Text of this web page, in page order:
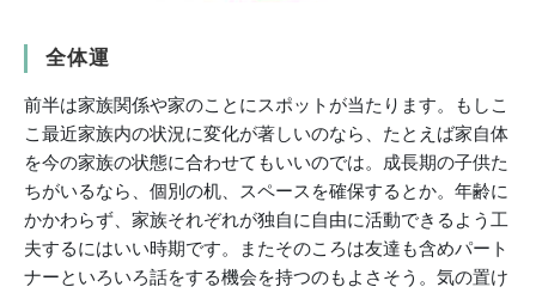
全体運
前半は家族関係や家のことにスポットが当たります。もしこ
こ最近家族内の状況に変化が著しいのなら、たとえば家自体
を今の家族の状態に合わせてもいいのでは。成長期の子供た
ちがいるなら、個別の机、スペースを確保するとか。年齢に
かかわらず、家族それぞれが独自に自由に活動できるよう工
夫するにはいい時期です。またそのころは友達も含めパート
ナーといろいろ話をする機会を持つのもよさそう。気の置け